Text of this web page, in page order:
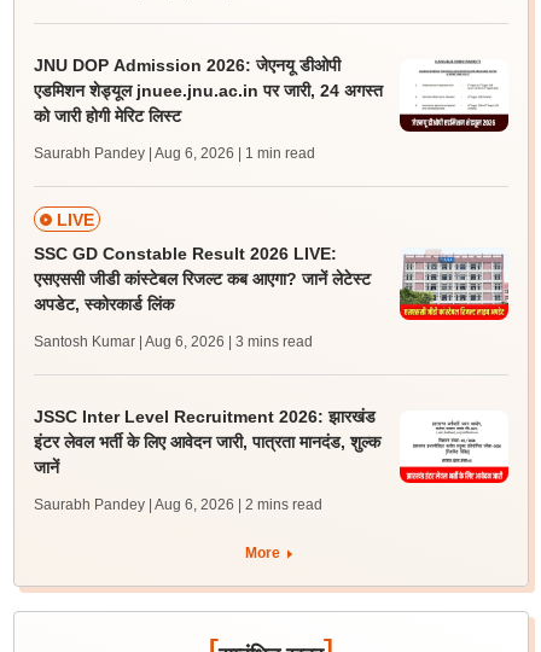
JNU DOP Admission 2026: जेएनयू डीओपी
एडमिशन शेड्यूल jnuee.jnu.ac.in पर जारी, 24 अगस्त
को जारी होगी मेरिट लिस्ट
Saurabh Pandey | Aug 6, 2026 | 1 min read
LIVE
SSC GD Constable Result 2026 LIVE:
एसएससी जीडी कांस्टेबल रिजल्ट कब आएगा? जानें लेटेस्ट
अपडेट, स्कोरकार्ड लिंक
Santosh Kumar | Aug 6, 2026 | 3 mins read
JSSC Inter Level Recruitment 2026: झारखंड
इंटर लेवल भर्ती के लिए आवेदन जारी, पात्रता मानदंड, शुल्क
जानें
Saurabh Pandey | Aug 6, 2026 | 2 mins read
More